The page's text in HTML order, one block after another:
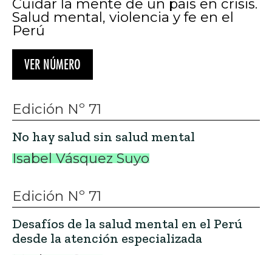
Cuidar la mente de un país en crisis.
Salud mental, violencia y fe en el
Perú
VER NÚMERO
Edición Nº 71
No hay salud sin salud mental
Isabel Vásquez Suyo
Edición Nº 71
Desafíos de la salud mental en el Perú
desde la atención especializada